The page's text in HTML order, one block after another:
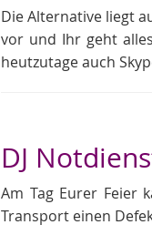
Die Alternative liegt
vor und Ihr geht
heutzutage auch
DJ
Am Tag Eurer Feier
Transport einen